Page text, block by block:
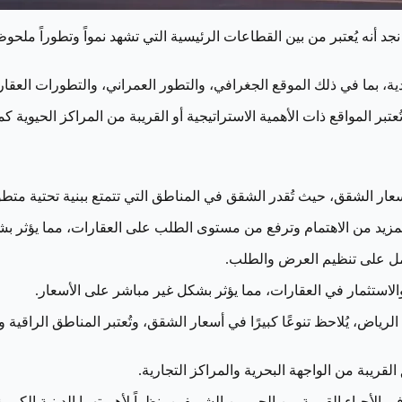
نجد أنه يُعتبر من بين القطاعات الرئيسية التي تشهد نمواً وتطوراً
بما في ذلك الموقع الجغرافي، والتطور العمراني، والتطورات
المواقع ذات الأهمية الاستراتيجية أو القريبة من المراكز
أسعار الشقق، حيث تُقدر الشقق في المناطق التي تتمتع ببنية
من الاهتمام وترفع من مستوى الطلب على العقارات، مما يؤثر
على تنظيم العرض والطلب.
في العقارات، مما يؤثر بشكل غير مباشر على الأسعار.
يُلاحظ تنوعًا كبيرًا في أسعار الشقق، وتُعتبر المناطق الراقية
من الواجهة البحرية والمراكز التجارية.